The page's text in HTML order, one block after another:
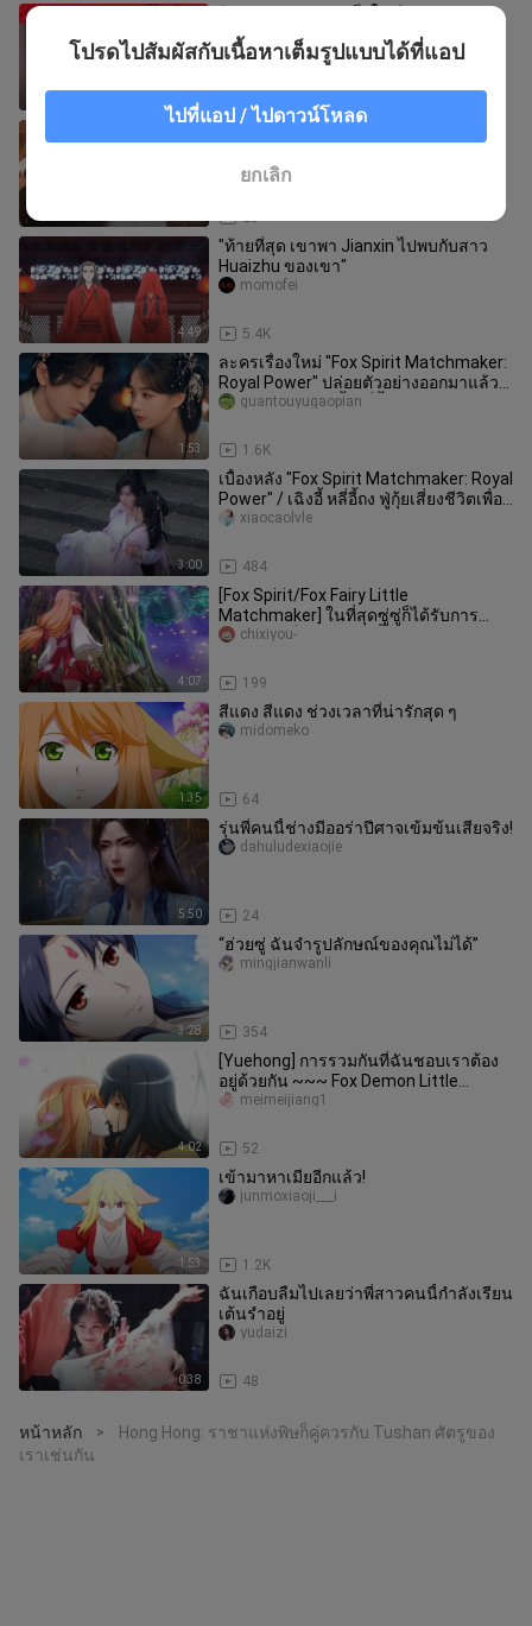
สัญญาและความงามของคุณ”
20.0K
Choujiaozhihua
อนุพันธ์ของดอกไม้ขลุ่ย |. Shen
Wangquan Fugui |. "พี่เซิน แม่น้ำและ
25
yuanzishaoyiheng
4:49
"ท้ายที่สุด เขาพา Jianxin ไปพบกับสาว
Huaizhu ของเขา"
5.4K
momofei
1:53
ละครเรื่องใหม่ "Fox Spirit Matchmaker:
Royal Power" ปล่อยตัวอย่างออกมาแล้ว
นำแสดงโดยเฉิงอี้/หลี่อี้ถ
1.6K
guantouyugaopian
3:00
เบื้องหลัง "Fox Spirit Matchmaker: Royal
Power" / เฉิงอี้ หลี่อี้ถง ฟู่กุ้ยเสี่ยงชีวิตเพื่อ
พาแมงมุมน
484
xiaocaolvle
4:07
[Fox Spirit/Fox Fairy Little
Matchmaker] ในที่สุดซู่ซู่ก็ได้รับการ
ยกย่องว่าเป็นวิญญาณจิ้งจอก!
199
chixiyou-
1:35
สีแดง สีแดง ช่วงเวลาที่น่ารักสุด ๆ
64
midomeko
5:50
รุ่นพี่คนนี้ช่างมีออร่าปีศาจเข้มข้นเสียจริง!
24
dahuludexiaojie
3:28
“ฮ่วยซู่ ฉันจำรูปลักษณ์ของคุณไม่ได้”
354
mingjianwanli
4:02
[Yuehong] การรวมกันที่ฉันชอบเราต้อง
อยู่ด้วยกัน ~~~ Fox Demon Little
Matchmaker Dongfang Yuechu, Tush
52
meimeijiang1
1:53
เข้ามาหาเมียอีกแล้ว!
1.2K
junmoxiaoji___i
0:38
ฉันเกือบลืมไปเลยว่าพี่สาวคนนี้กำลังเรียน
เต้นรำอยู่
48
yudaizi
หน้าหลัก >
Hong Hong: ราชาแห่งพิษก็คู่ควรกับ Tushan ศัตรูของ
เราเช่นกัน
โปรดไปสัมผัสกับเนื้อหาเต็มรูปแบบได้ที่แอป
ไปที่แอป / ไปดาวน์โหลด
ยกเลิก